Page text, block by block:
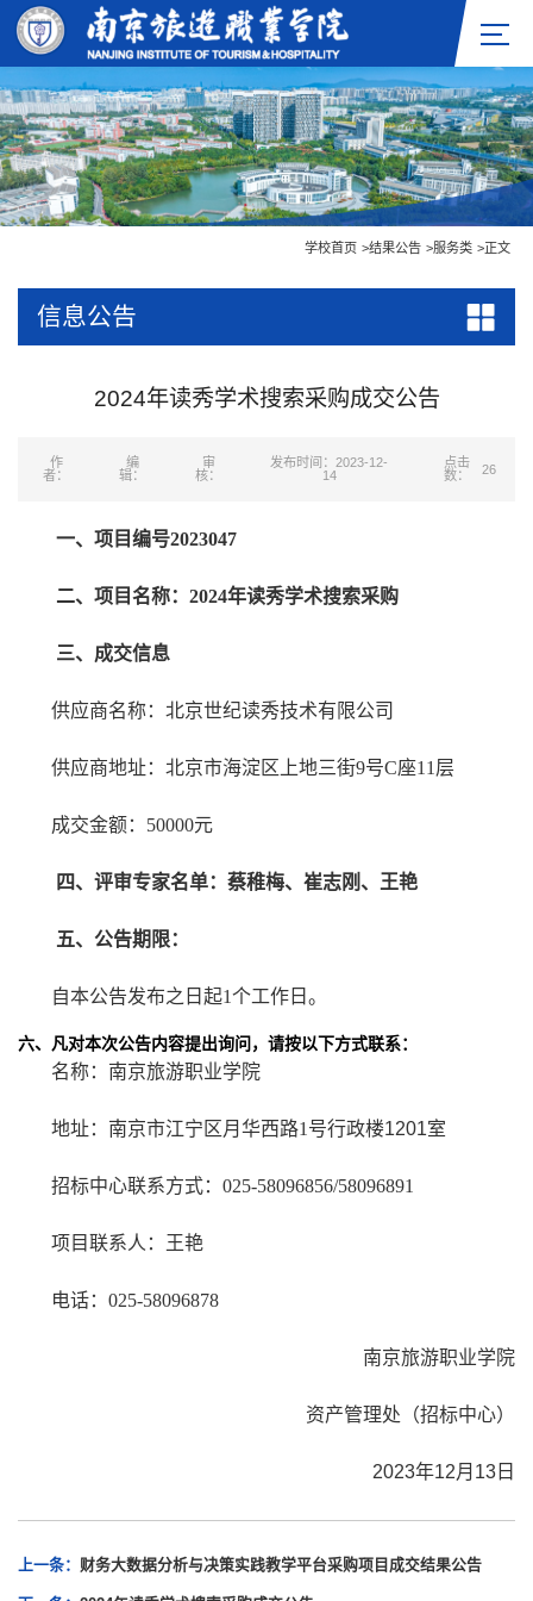
学校首页 >结果公告 >服务类 >正文
信息公告
2024年读秀学术搜索采购成交公告
作
者：
编
辑：
审
核：
发布时间：2023-12-
14
点击
数：
26
一、项目编号2023047
二、项目名称：2024年读秀学术搜索采购
三、成交信息
供应商名称：北京世纪读秀技术有限公司
供应商地址：北京市海淀区上地三街9号C座11层
成交金额：50000元
四、评审专家名单：蔡稚梅、崔志刚、王艳
五、公告期限：
自本公告发布之日起1个工作日。
六、凡对本次公告内容提出询问，请按以下方式联系：
名称：南京旅游职业学院
地址：南京市江宁区月华西路1 号行政楼1201室
招标中心联系方式：025-58096856/58096891
项目联系人：王艳
电话：025-58096878
南京旅游职业学院
资产管理处（招标中心）
2023年12月13日
上一条： 财务大数据分析与决策实践教学平台采购项目成交结果公告